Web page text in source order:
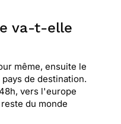
va-t-elle
même, ensuite le
de destination.
vers l'europe
du monde